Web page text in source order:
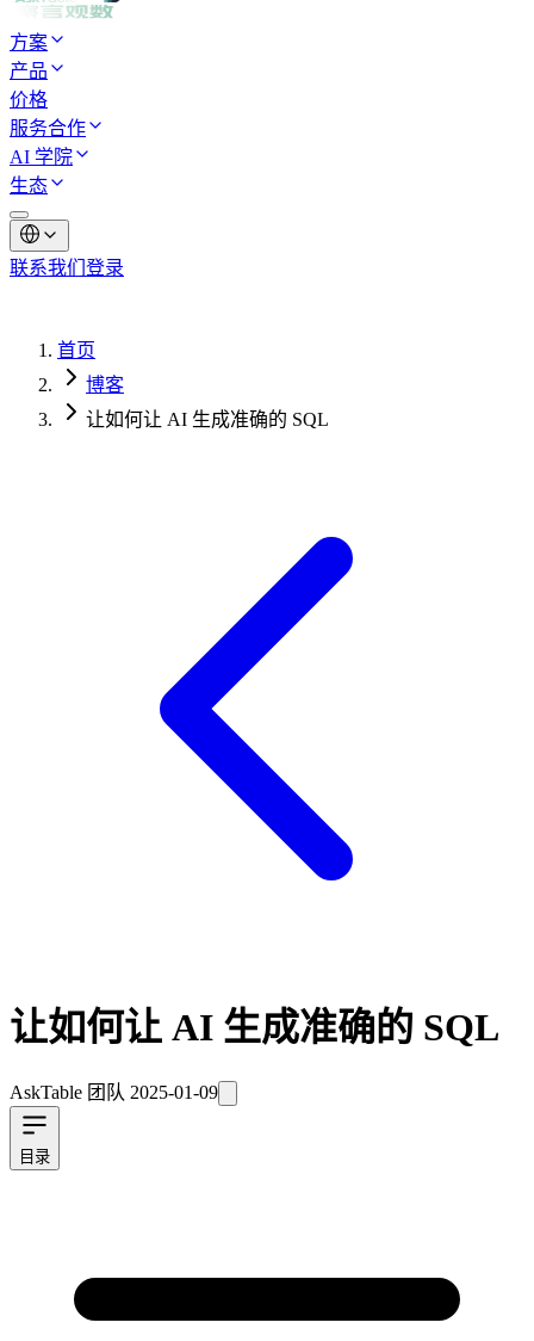
方案
产品
价格
服务合作
AI 学院
生态
联系我们 登录
首页
博客
让如何让 AI 生成准确的 SQL
让如何让 AI 生成准确的 SQL
AskTable 团队 2025-01-09
目录